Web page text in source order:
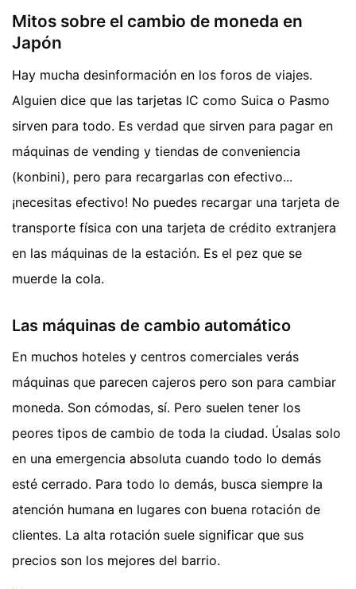
Mitos sobre el cambio de moneda en
Japón
Hay mucha desinformación en los foros de viajes.
Alguien dice que las tarjetas IC como Suica o Pasmo
sirven para todo. Es verdad que sirven para pagar en
máquinas de vending y tiendas de conveniencia
(konbini), pero para recargarlas con efectivo...
¡necesitas efectivo! No puedes recargar una tarjeta de
transporte física con una tarjeta de crédito extranjera
en las máquinas de la estación. Es el pez que se
muerde la cola.
Las máquinas de cambio automático
En muchos hoteles y centros comerciales verás
máquinas que parecen cajeros pero son para cambiar
moneda. Son cómodas, sí. Pero suelen tener los
peores tipos de cambio de toda la ciudad. Úsalas solo
en una emergencia absoluta cuando todo lo demás
esté cerrado. Para todo lo demás, busca siempre la
atención humana en lugares con buena rotación de
clientes. La alta rotación suele significar que sus
precios son los mejores del barrio.